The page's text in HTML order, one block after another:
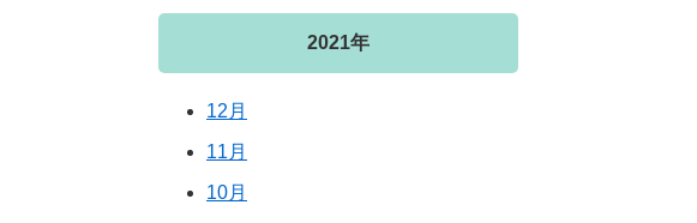
2021年
12月
11月
10月